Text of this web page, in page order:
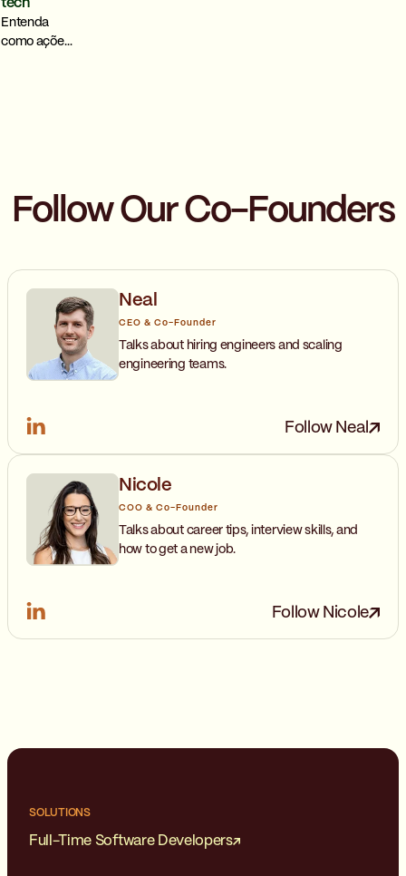
tech
Entenda
como ações
informações
sensíveis
empresa.
Follow Our Co-Founders
Neal
CEO & Co-Founder
Talks about hiring engineers and scaling
engineering teams.
Follow Neal
Nicole
COO & Co-Founder
Talks about career tips, interview skills, and
how to get a new job.
Follow Nicole
SOLUTIONS
Full-Time Software Developers